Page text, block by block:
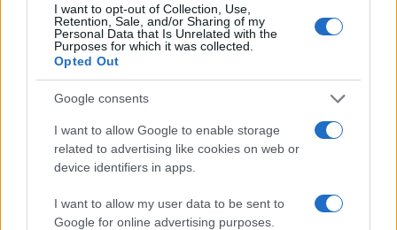
I want to opt-out of Collection, Use,
Retention, Sale, and/or Sharing of my
Personal Data that Is Unrelated with the
Purposes for which it was collected.
Opted Out
Google consents
I want to allow Google to enable storage
related to advertising like cookies on web or
device identifiers in apps.
I want to allow my user data to be sent to
Google for online advertising purposes.
Όροι Χρήσης. Το site προστατεύεται από reCAPTCHA, ισχύουν
Πολιτική Απορρήτου&Όροι Χρήσηςτης Google.
ΘΑΝΟΣ ΜΠΙΡΚΟΣ
Share:
Ακολουθήστε το Νewsit.gr στο
τελευταία νέατης ημέρας